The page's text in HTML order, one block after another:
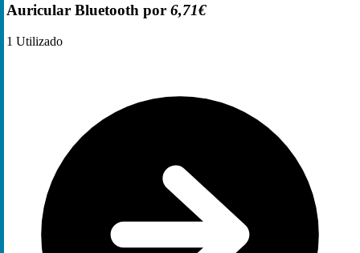
Auricular Bluetooth por 6,71€
1 Utilizado